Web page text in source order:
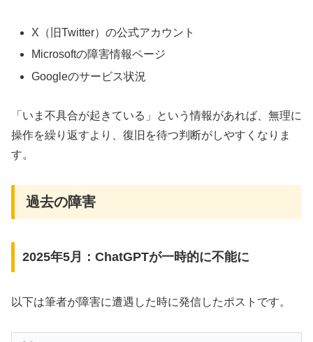
X（旧Twitter）の公式アカウント
Microsoftの障害情報ページ
Googleのサービス状況
「いま不具合が起きている」という情報があれば、無理に
操作を繰り返すより、復旧を待つ判断がしやすくなりま
す。
過去の障害
2025年5月：ChatGPTが一時的に不能に
以下は筆者が障害に遭遇した時に発信したポストです。